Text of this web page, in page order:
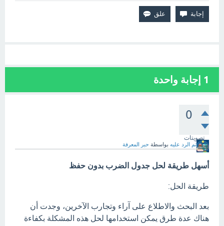
1 إجابة واحدة
0
تصويتات
تم الرد عليه بواسطة حبر المعرفة
‏أسهل طريقة لحل جدول الضرب بدون حفظ
طريقة الحل:
بعد البحث والاطلاع على آراء وتجارب الآخرين، وجدت أن
هناك عدة طرق يمكن استخدامها لحل هذه المشكلة بكفاءة